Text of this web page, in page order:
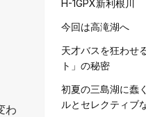
わ
H-1GPX新利根川
今回は高滝湖へ
天才バスを狂わせ
ト」の秘密
初夏の三島湖に蠢
ルとセレクティブ